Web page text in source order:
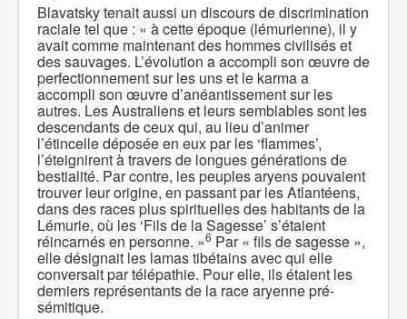
Blavatsky tenait aussi un discours de discrimination
raciale tel que : « à cette époque (lémurienne), il y
avait comme maintenant des hommes civilisés et
des sauvages. L’évolution a accompli son œuvre de
perfectionnement sur les uns et le karma a
accompli son œuvre d’anéantissement sur les
autres. Les Australiens et leurs semblables sont les
descendants de ceux qui, au lieu d’animer
l’étincelle déposée en eux par les ‘ﬂammes’,
l’éteignirent à travers de longues générations de
bestialité. Par contre, les peuples aryens pouvaient
trouver leur origine, en passant par les Atlantéens,
dans des races plus spirituelles des habitants de la
Lémurie, où les ‘Fils de la Sagesse’ s’étaient
réincarnés en personne. »6 Par « fils de sagesse »,
elle désignait les lamas tibétains avec qui elle
conversait par télépathie. Pour elle, ils étaient les
derniers représentants de la race aryenne pré-
sémitique.